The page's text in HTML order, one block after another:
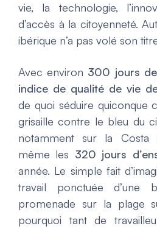
vie, la technologie,
d’accès à la citoyenneté.
ibérique n’a pas volé son
Avec environ 300 jours
indice de qualité de vie
de quoi séduire quiconque
grisaille contre le bleu du
notamment sur la Costa
même les 320 jours
année. Le simple fait
travail ponctuée d’une
promenade sur la plage
pourquoi tant de